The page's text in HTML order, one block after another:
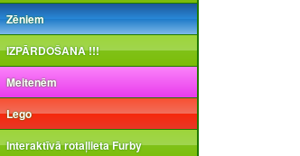
Zēniem
IZPĀRDOŠANA !!!
Meitenēm
Lego
Interaktīvā rotaļlieta Furby